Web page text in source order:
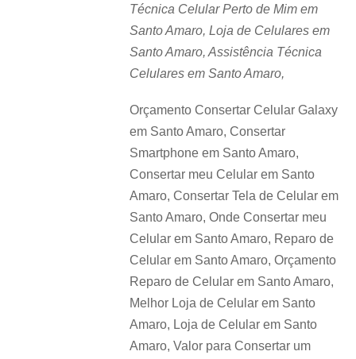
Técnica Celular Perto de Mim em
Santo Amaro, Loja de Celulares em
Santo Amaro, Assistência Técnica
Celulares em Santo Amaro,
Orçamento Consertar Celular Galaxy
em Santo Amaro, Consertar
Smartphone em Santo Amaro,
Consertar meu Celular em Santo
Amaro, Consertar Tela de Celular em
Santo Amaro, Onde Consertar meu
Celular em Santo Amaro, Reparo de
Celular em Santo Amaro, Orçamento
Reparo de Celular em Santo Amaro,
Melhor Loja de Celular em Santo
Amaro, Loja de Celular em Santo
Amaro, Valor para Consertar um